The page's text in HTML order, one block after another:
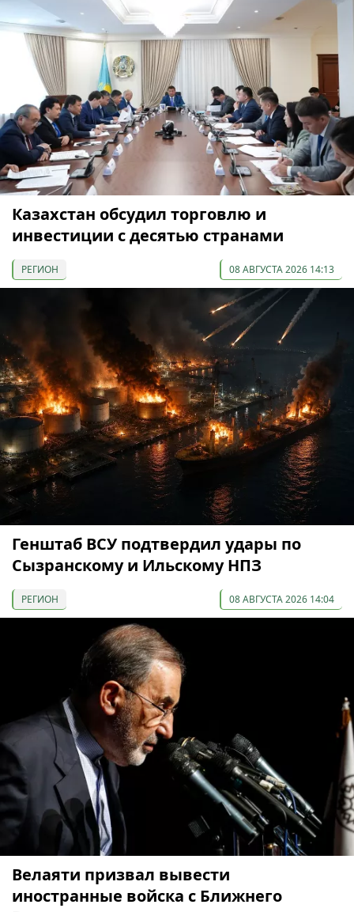
Казахстан обсудил торговлю и
инвестиции с десятью странами
РЕГИОН 08 АВГУСТА 2026 14:13
Генштаб ВСУ подтвердил удары по
Сызранскому и Ильскому НПЗ
РЕГИОН 08 АВГУСТА 2026 14:04
Велаяти призвал вывести
иностранные войска с Ближнего